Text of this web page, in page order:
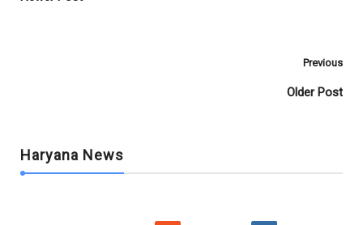
k
Previous
Older Post
Haryana News